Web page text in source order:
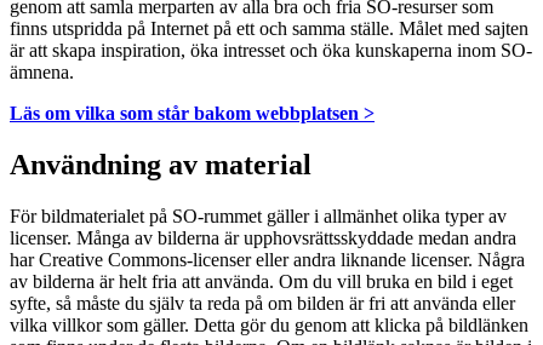
genom att samla merparten av alla bra och fria SO-resurser som
finns utspridda på Internet på ett och samma ställe. Målet med sajten
är att skapa inspiration, öka intresset och öka kunskaperna inom SO-
ämnena.
Läs om vilka som står bakom webbplatsen >
Användning av material
För bildmaterialet på SO-rummet gäller i allmänhet olika typer av
licenser. Många av bilderna är upphovsrättsskyddade medan andra
har Creative Commons-licenser eller andra liknande licenser. Några
av bilderna är helt fria att använda. Om du vill bruka en bild i eget
syfte, så måste du själv ta reda på om bilden är fri att använda eller
vilka villkor som gäller. Detta gör du genom att klicka på bildlänken